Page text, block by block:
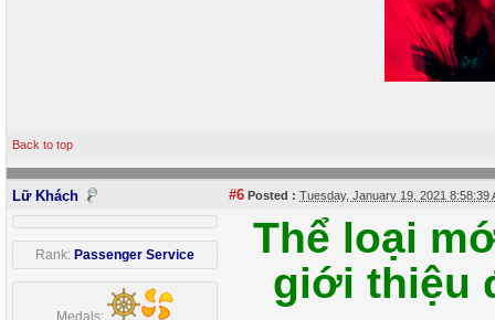
Back to top
Lữ Khách #6 Posted : Tuesday, January 19, 2021 8:58:39
Rank: Passenger Service
Medals:
Thể loại
giới thiệu